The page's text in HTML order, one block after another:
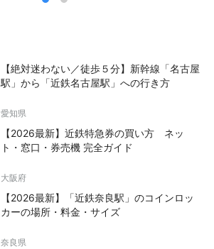
【絶対迷わない／徒歩５分】新幹線「名古屋
駅」から「近鉄名古屋駅」への行き方
愛知県
【2026最新】近鉄特急券の買い方 ネッ
ト・窓口・券売機 完全ガイド
大阪府
【2026最新】「近鉄奈良駅」のコインロッ
カーの場所・料金・サイズ
奈良県